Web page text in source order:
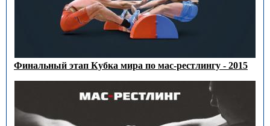
Финальный этап Кубка мира по мас-рестлингу - 2015